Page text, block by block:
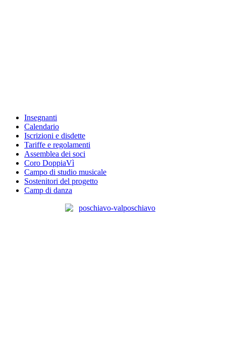
Insegnanti
Calendario
Iscrizioni e disdette
Tariffe e regolamenti
Assemblea dei soci
Coro DoppiaVì
Campo di studio musicale
Sostenitori del progetto
Camp di danza